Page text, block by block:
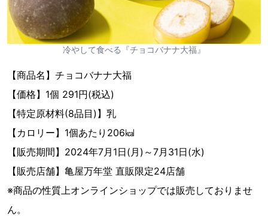
冷やして食べる『チョコバナナ大福』
【商品名】チョコバナナ大福
【価格】1個 291円(税込)
【特定原材料(8品目)】乳
【カロリー】1個あたり206㎉
【販売期間】2024年7月1日(月)～7月31日(水)
【販売店舗】亀屋万年堂 直販限定24店舗
※商品の性質上オンラインショップでは販売しておりませ
ん。